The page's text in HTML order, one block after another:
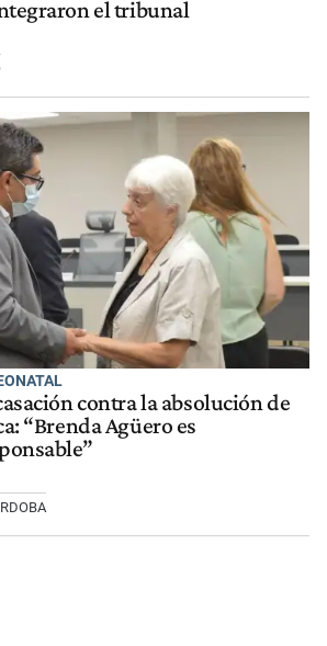
el tribunal
contra la absolución de
“Brenda Agüero es